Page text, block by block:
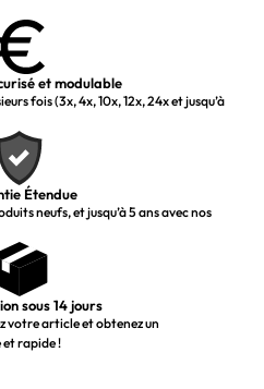
et modulable
fois (3x, 4x, 10x, 12x, 24x et jusqu’à
Étendue
neufs, et jusqu’à 5 ans avec nos
sous 14 jours
votre article et obtenez un
et rapide !